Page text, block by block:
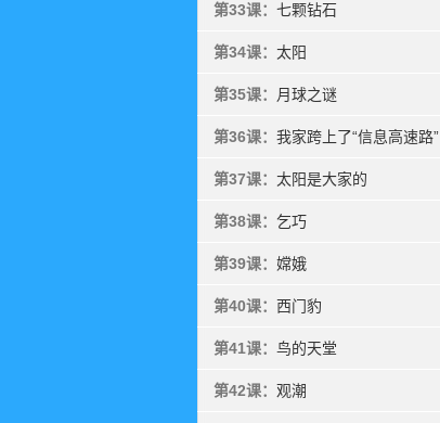
第33课： 七颗钻石
第34课： 太阳
第35课： 月球之谜
第36课： 我家跨上了“信息高速路”
第37课： 太阳是大家的
第38课： 乞巧
第39课： 嫦娥
第40课： 西门豹
第41课： 鸟的天堂
第42课： 观潮